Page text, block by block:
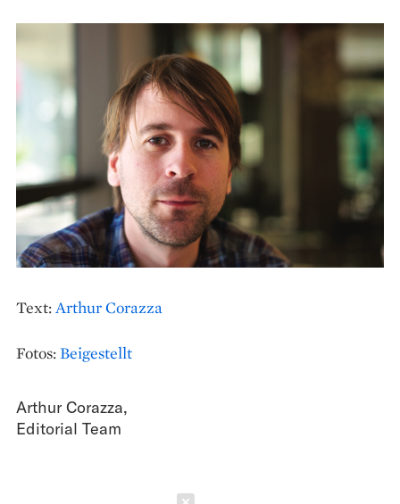
Text:Arthur Corazza
Fotos:Beigestellt
Arthur Corazza,
Editorial Team